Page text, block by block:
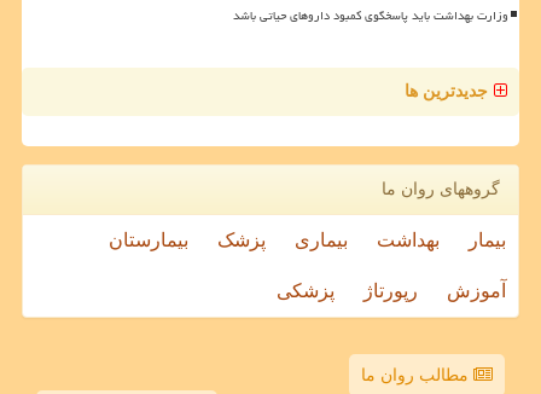
وزارت بهداشت باید پاسخگوی کمبود داروهای حیاتی باشد
جدیدترین ها
گروههای روان ما
بیمار بهداشت بیماری پزشک بیمارستان
آموزش رپورتاژ پزشکی
مطالب روان ما